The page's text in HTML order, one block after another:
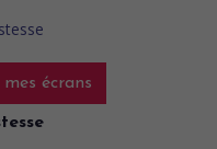
mes écrans